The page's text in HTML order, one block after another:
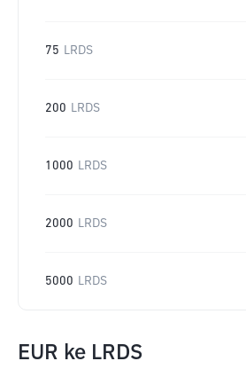
75 LRDS
200 LRDS
1000 LRDS
2000 LRDS
5000 LRDS
EUR ke LRDS